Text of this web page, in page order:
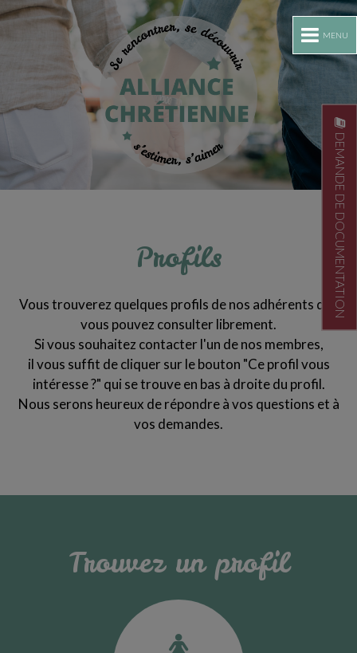
MENU
DEMANDE DE DOCUMENTATION
Profils
Vous trouverez quelques profils de nos adhérents que
vous pouvez consulter librement.
Si vous souhaitez contacter l'un de nos membres,
il vous suffit de cliquer sur le bouton "Ce profil vous
intéresse ?" qui se trouve en bas à droite du profil.
Nous serons heureux de répondre à vos questions et à
vos demandes.
Trouvez un profil